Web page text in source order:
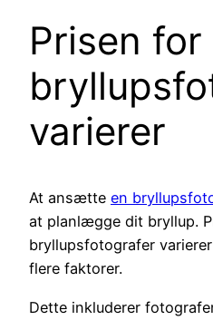
Prisen for
varierer
At ansætte en
at planlægge dit bryllup.
bryllupsfotografer
flere faktorer.
Dette inkluderer